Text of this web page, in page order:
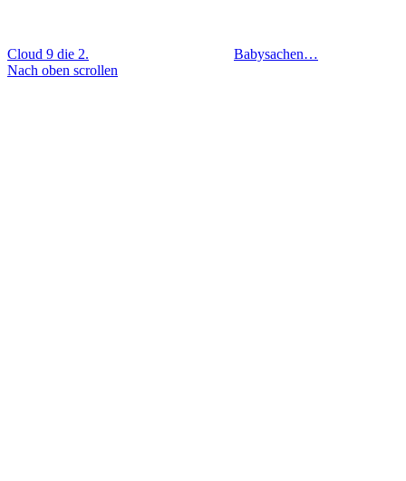
Cloud 9 die 2.
Babysachen…
Nach oben scrollen